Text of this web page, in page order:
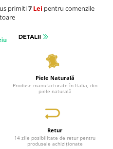
primiti7 Lei pentru comenzile
Piele Naturală
Produse manufacturate în Italia, din
piele naturală
Retur
14 zile posibilitate de retur pentru
produsele achiziționate